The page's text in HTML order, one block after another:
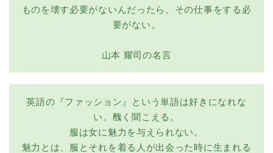
ものを壊す必要がないんだったら、その仕事をする必
要がない。
山本 耀司の名言
英語の『ファッション』という単語は好きになれな
い。醜く聞こえる。
服は女に魅力を与えられない。
魅力とは、服とそれを着る人が出会った時に生まれる